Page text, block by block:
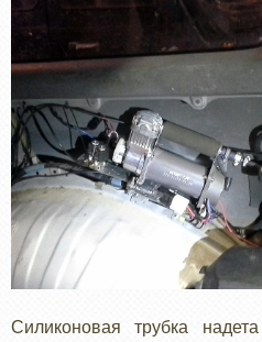
Силиконовая трубка